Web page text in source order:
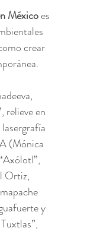
México es
crear
relieve en
(Mónica
Ortiz,
y